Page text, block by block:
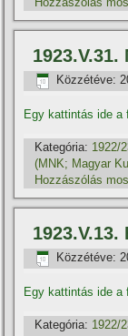
1923.V.31.
Közzétéve:
Egy kattintás ide a
Kategória: 1922/
(MNK; Magyar
Hozzászólás
1923.V.13.
Közzétéve:
Egy kattintás ide a
Kategória: 1922/